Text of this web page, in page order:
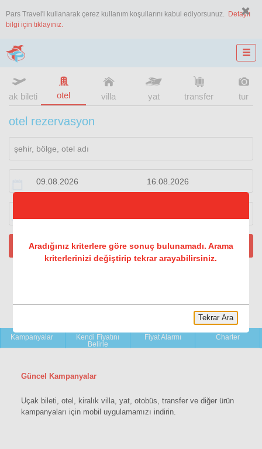
Pars Travel'i kullanarak çerez kullanım koşullarını kabul ediyorsunuz.
Detaylı
bilgi için tıklayınız.
uçak bileti otel villa yat transfer tur
otel rezervasyon
ARA
Kampanyalar
Kendi Fiyatını
Belirle
Fiyat Alarmı Charter
Güncel Kampanyalar
Uçak bileti, otel, kiralık villa, yat, otobüs, transfer ve diğer ürün
kampanyaları için mobil uygulamamızı indirin.
Aradığınız kriterlere göre sonuç bulunamadı. Arama
kriterlerinizi değiştirip tekrar arayabilirsiniz.
Tekrar Ara